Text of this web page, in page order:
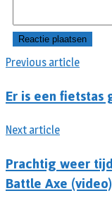
Previous article
Er is een fietstas
Next article
Prachtig weer
Battle Axe (video)